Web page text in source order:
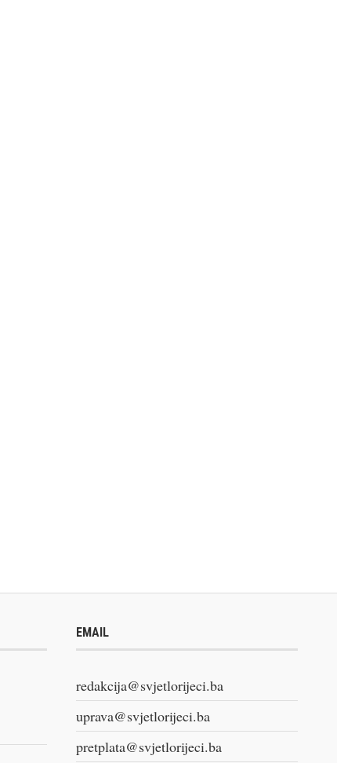
EMAIL
redakcija@svjetlorijeci.ba
uprava@svjetlorijeci.ba
pretplata@svjetlorijeci.ba